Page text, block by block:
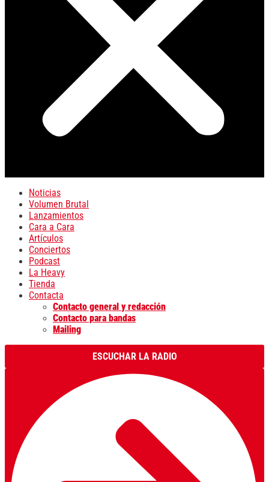
Noticias
Volumen Brutal
Lanzamientos
Cara a Cara
Artículos
Conciertos
Podcast
La Heavy
Tienda
Contacta
Contacto general y redacción
Contacto para bandas
Mailing
ESCUCHAR LA RADIO